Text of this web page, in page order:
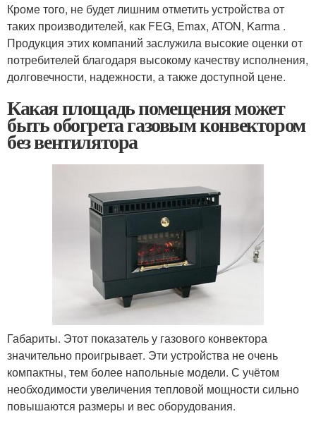
Кроме того, не будет лишним отметить устройства от
таких производителей, как FEG, Emax, ATON, Karma .
Продукция этих компаний заслужила высокие оценки от
потребителей благодаря высокому качеству исполнения,
долговечности, надежности, а также доступной цене.
Какая площадь помещения может
быть обогрета газовым конвектором
без вентилятора
Габариты. Этот показатель у газового конвектора
значительно проигрывает. Эти устройства не очень
компактны, тем более напольные модели. С учётом
необходимости увеличения тепловой мощности сильно
повышаются размеры и вес оборудования.